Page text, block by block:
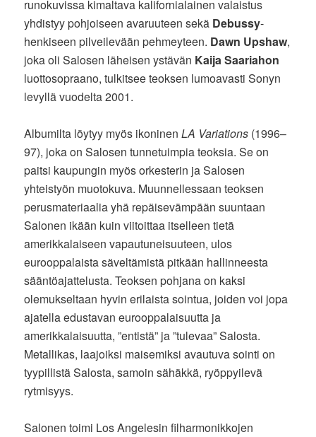
runokuvissa kimaltava kalifornialainen valaistus
yhdistyy pohjoiseen avaruuteen sekä Debussy-
henkiseen pilveilevään pehmeyteen. Dawn Upshaw,
joka oli Salosen läheisen ystävän Kaija Saariahon
luottosopraano, tulkitsee teoksen lumoavasti Sonyn
levyllä vuodelta 2001.
Albumilta löytyy myös ikoninenLA Variations (1996–
97), joka on Salosen tunnetuimpia teoksia. Se on
paitsi kaupungin myös orkesterin ja Salosen
yhteistyön muotokuva. Muunnellessaan teoksen
perusmateriaalia yhä repäisevämpään suuntaan
Salonen ikään kuin viitoittaa itselleen tietä
amerikkalaiseen vapautuneisuuteen, ulos
eurooppalaista säveltämistä pitkään hallinneesta
sääntöajattelusta. Teoksen pohjana on kaksi
olemukseltaan hyvin erilaista sointua, joiden voi jopa
ajatella edustavan eurooppalaisuutta ja
amerikkalaisuutta, ”entistä” ja ”tulevaa” Salosta.
Metallikas, laajoiksi maisemiksi avautuva sointi on
tyypillistä Salosta, samoin sähäkkä, ryöppyilevä
rytmisyys.
Salonen toimi Los Angelesin filharmonikkojen